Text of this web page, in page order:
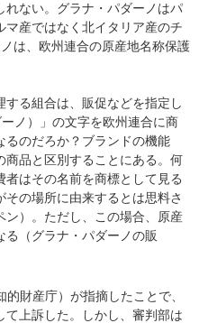
れない。グラナ・パダーノはパ
マ産ではなく北イタリア産のチ
は、欧州連合の原産地名称保護
る組合は、販促などを指定し
ノ）」の文字を欧州連合に商
るのだろか？ブランドの機能
商品と区別することにある。何
はその名前を商標として見る
の場所に由来するとは思料さ
）。ただし、この場合、原産
（グラナ・パダーノの販
財産庁）が指摘したことで、
上訴した。しかし、審判部は